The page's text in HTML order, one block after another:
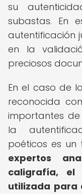
su
subastas. En
autentificación
en la
preciosos
En el caso de
reconocida
importantes
la
poéticos es un
expertos
caligrafía,
utilizada para